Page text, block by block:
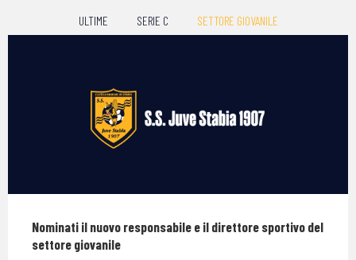
ULTIME SERIE C SETTORE GIOVANILE
Nominati il nuovo responsabile e il direttore sportivo del
settore giovanile